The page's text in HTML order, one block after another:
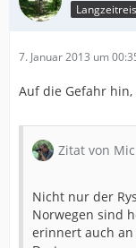
7. Januar 2013 um
Auf die Gefahr
Zitat von
Nicht nur der
Norwegen sind
erinnert auch